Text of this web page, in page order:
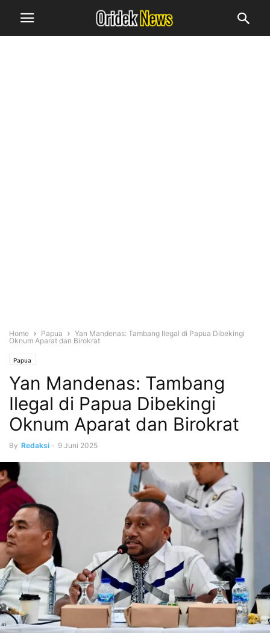
Home Papua
Yan Mandenas: Tambang Ilegal di Papua Dibekingi
Oknum Aparat dan Birokrat
Papua
Yan Mandenas: Tambang
Ilegal di Papua Dibekingi
Oknum Aparat dan Birokrat
By Redaksi - 9 Juni 2025